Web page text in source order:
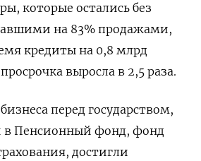
которые остались без
на 83% продажами,
кредиты на 0,8 млрд
выросла в 2,5 раза.
перед государством,
в Пенсионный фонд, фонд
достигли